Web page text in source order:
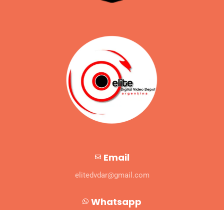
Email
elitedvdar@gmail.com
Whatsapp